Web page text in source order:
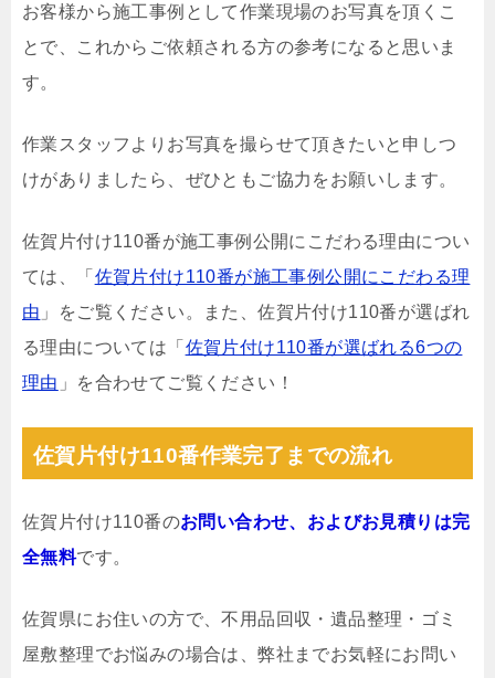
お客様から施工事例として作業現場のお写真を頂くこ
とで、これからご依頼される方の参考になると思いま
す。
作業スタッフよりお写真を撮らせて頂きたいと申しつ
けがありましたら、ぜひともご協力をお願いします。
佐賀片付け110番が施工事例公開にこだわる理由につい
ては、「 佐賀片付け110番が施工事例公開にこだわる理
由 」をご覧ください。また、佐賀片付け110番が選ばれ
る理由については「 佐賀片付け110番が選ばれる6つの
理由 」を合わせてご覧ください！
佐賀片付け110番作業完了までの流れ
佐賀片付け110番のお問い合わせ、およびお見積りは完
全無料です。
佐賀県にお住いの方で、不用品回収・遺品整理・ゴミ
屋敷整理でお悩みの場合は、弊社までお気軽にお問い